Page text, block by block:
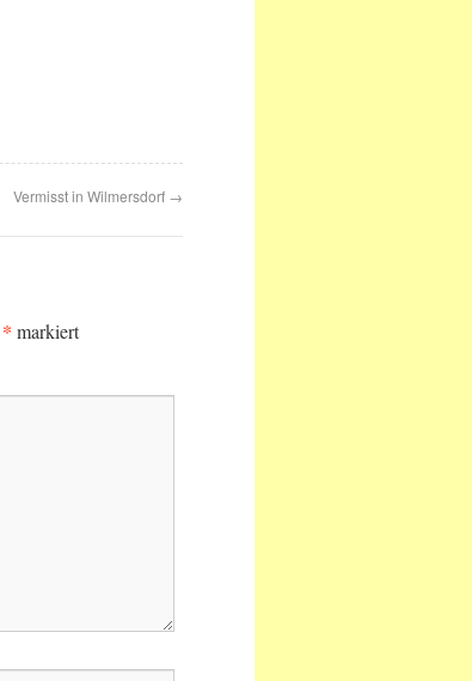
Vermisst in Wilmersdorf →
* markiert